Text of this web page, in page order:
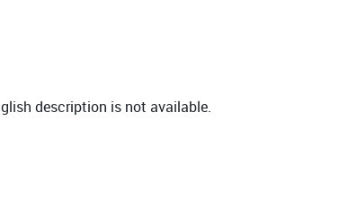
description is not available.